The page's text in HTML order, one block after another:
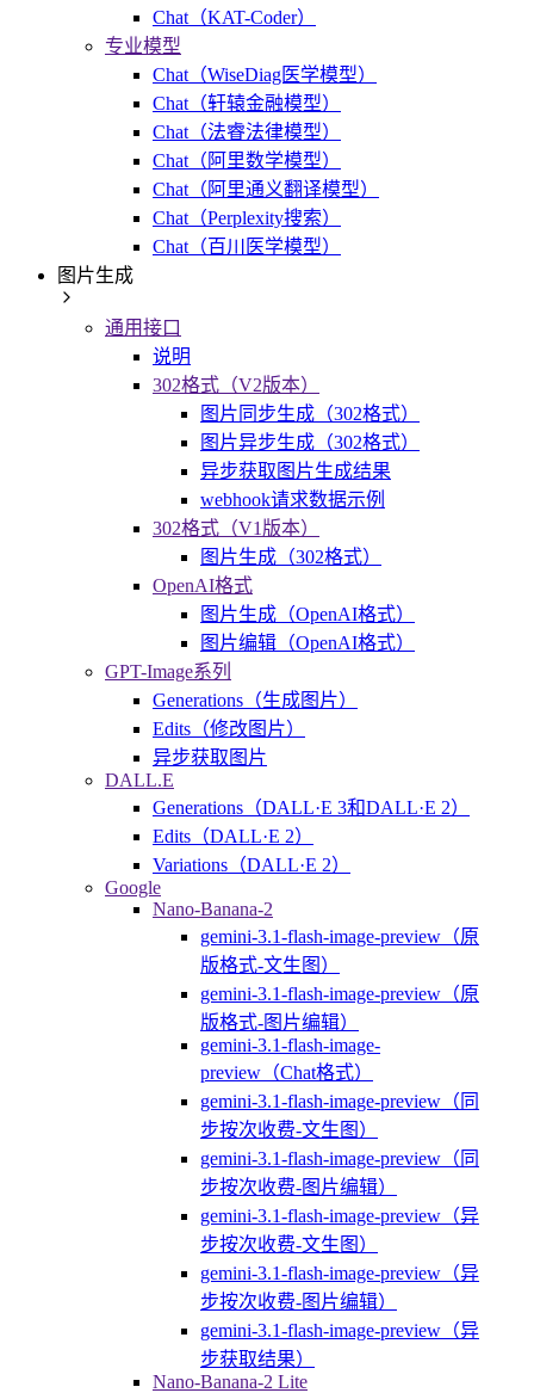
Chat（KAT-Coder）
专业模型
Chat（WiseDiag医学模型）
Chat（轩辕金融模型）
Chat（法睿法律模型）
Chat（阿里数学模型）
Chat（阿里通义翻译模型）
Chat（Perplexity搜索）
Chat（百川医学模型）
图片生成
通用接口
说明
302格式（V2版本）
图片同步生成（302格式）
图片异步生成（302格式）
异步获取图片生成结果
webhook请求数据示例
302格式（V1版本）
图片生成（302格式）
OpenAI格式
图片生成（OpenAI格式）
图片编辑（OpenAI格式）
GPT-Image系列
Generations（生成图片）
Edits（修改图片）
异步获取图片
DALL.E
Generations（DALL·E 3和DALL·E 2）
Edits（DALL·E 2）
Variations（DALL·E 2）
Google
Nano-Banana-2
gemini-3.1-flash-image-preview（原
版格式-文生图）
gemini-3.1-flash-image-preview（原
版格式-图片编辑）
gemini-3.1-flash-image-
preview（Chat格式）
gemini-3.1-flash-image-preview（同
步按次收费-文生图）
gemini-3.1-flash-image-preview（同
步按次收费-图片编辑）
gemini-3.1-flash-image-preview（异
步按次收费-文生图）
gemini-3.1-flash-image-preview（异
步按次收费-图片编辑）
gemini-3.1-flash-image-preview（异
步获取结果）
Nano-Banana-2 Lite